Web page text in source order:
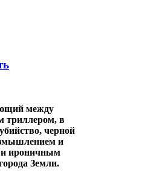
между
триллером, в
черной
и
ироничным
Земли.